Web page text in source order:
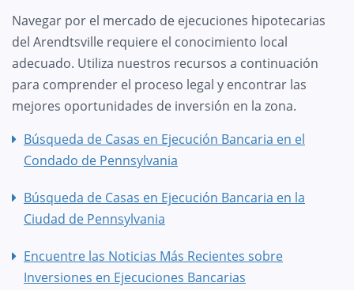
Navegar por el mercado de ejecuciones hipotecarias
del Arendtsville requiere el conocimiento local
adecuado. Utiliza nuestros recursos a continuación
para comprender el proceso legal y encontrar las
mejores oportunidades de inversión en la zona.
Búsqueda de Casas en Ejecución Bancaria en el
Condado de Pennsylvania
Búsqueda de Casas en Ejecución Bancaria en la
Ciudad de Pennsylvania
Encuentre las Noticias Más Recientes sobre
Inversiones en Ejecuciones Bancarias